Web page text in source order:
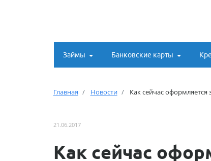
Займы Банковские карты
Главная Новости Как сейчас оформляется
21.06.2017
Как сейчас